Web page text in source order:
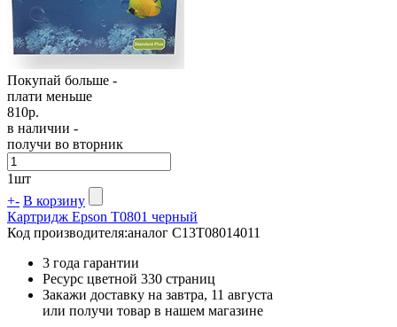
Покупай больше -
плати меньше
810р.
в наличии -
получи во вторник
1шт
+- В корзину
Картридж Epson T0801 черный
Код производителя:аналог C13T08014011
3 года гарантии
Ресурс цветной 330 страниц
Закажи доставку на завтра, 11 августа
или получи товар в нашем магазине